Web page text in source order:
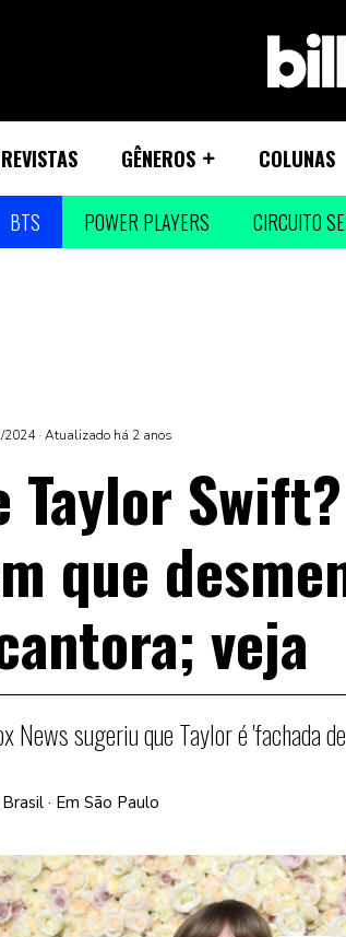
GÊNEROS COLUNAS
BTS POWER PLAYERS CIRCUITO
2024 · Atualizado há 2 anos
Taylor
que
veja
News sugeriu que Taylor é 'fachada
· Em São Paulo